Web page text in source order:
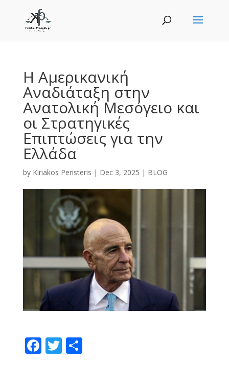
Η Αμερικανική
Αναδιάταξη στην
Ανατολική Μεσόγειο και
οι Στρατηγικές
Επιπτώσεις για την
Ελλάδα
by Kiriakos Peristeris | Dec 3, 2025 | BLOG
F T S